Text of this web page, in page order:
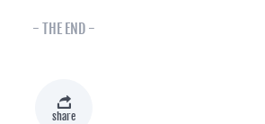
- THE END -
share